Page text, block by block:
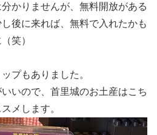
かりませんが、無料開放がある
後に来れば、無料で入れたかも
笑）
プもありました。
いので、首里城のお土産はこち
メします。